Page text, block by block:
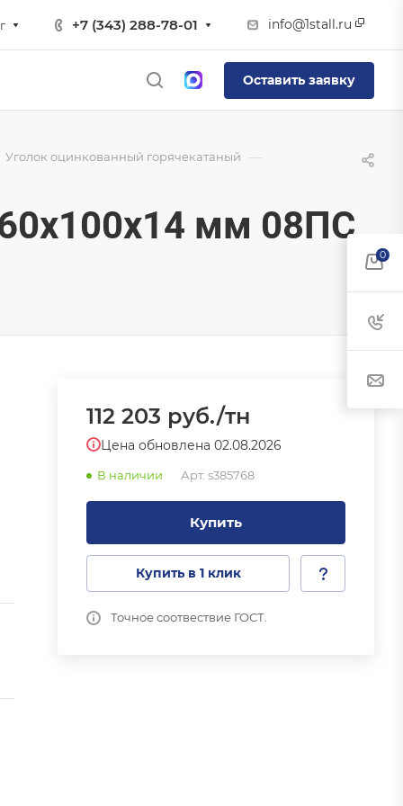
+7 (343) 288-78-01 info@1stall.ru
Оставить заявку
Уголок оцинкованный горячекатаный —
мм 08ПС
112 203 руб./тн
Цена обновлена 02.08.2026
В наличии Арт. s385768
Купить
Купить в 1 клик
Точное соотвествие ГОСТ.
0